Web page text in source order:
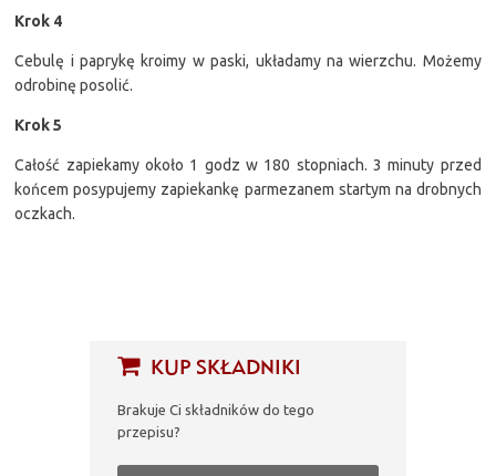
KUP SKŁADNIKI
Brakuje Ci składników do tego
przepisu?
Krok 4
Cebulę i paprykę kroimy w paski, układamy na wierzchu. Możemy
odrobinę posolić.
Krok 5
Całość zapiekamy około 1 godz w 180 stopniach. 3 minuty przed
końcem posypujemy zapiekankę parmezanem startym na drobnych
oczkach.